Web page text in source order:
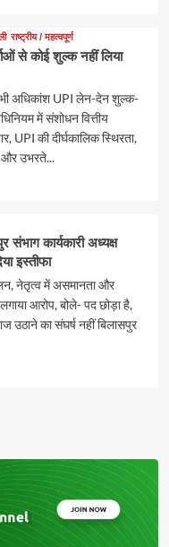
राष्ट्रीय / महत्वपूर्ण
से कोई शुल्क नहीं लिया
भी अधिकांश UPI लेन-देन शुल्क-
में संशोधन वित्तीय
UPI की दीर्घकालिक स्थिरता,
उभरते...
संभाग कार्यकारी अध्यक्ष
इस्तीफा
नेतृत्व में असमानता और
लगाया आरोप, बोले- पद छोड़ा है,
उठाने का संघर्ष नहीं बिलासपुर